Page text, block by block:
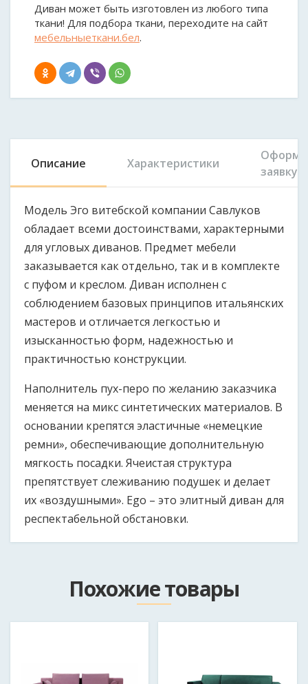
Диван может быть изготовлен из любого типа
ткани! Для подбора ткани, переходите на сайт
мебельныеткани.бел.
Описание Характеристики
заявку
Модель Эго витебской компании Савлуков
обладает всеми достоинствами, характерными
для угловых диванов. Предмет мебели
заказывается как отдельно, так и в комплекте
с пуфом и креслом. Диван исполнен с
соблюдением базовых принципов итальянских
мастеров и отличается легкостью и
изысканностью форм, надежностью и
практичностью конструкции.
Наполнитель пух-перо по желанию заказчика
меняется на микс синтетических материалов. В
основании крепятся эластичные «немецкие
ремни», обеспечивающие дополнительную
мягкость посадки. Ячеистая структура
препятствует слеживанию подушек и делает
их «воздушными». Ego – это элитный диван для
респектабельной обстановки.
большую, так и в меньшую сторону при согласовании
с клиентом.
Длина дивана:
Email
Мобильный телефон в формате 375**********
Похожие товары